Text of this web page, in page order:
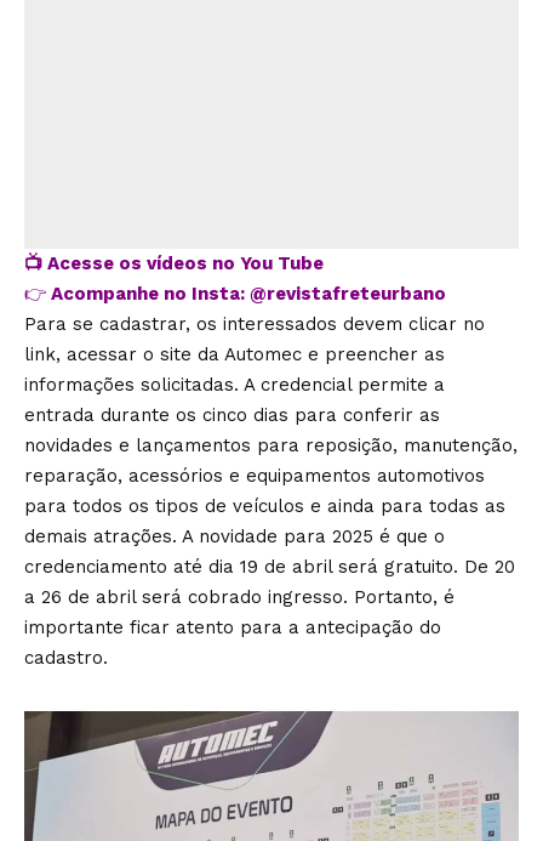
📺 Acesse os vídeos no You Tube
👉 Acompanhe no Insta: @revistafreteurbano
Para se cadastrar, os interessados devem clicar no
link, acessar o site da Automec e preencher as
informações solicitadas. A credencial permite a
entrada durante os cinco dias para conferir as
novidades e lançamentos para reposição, manutenção,
reparação, acessórios e equipamentos automotivos
para todos os tipos de veículos e ainda para todas as
demais atrações. A novidade para 2025 é que o
credenciamento até dia 19 de abril será gratuito. De 20
a 26 de abril será cobrado ingresso. Portanto, é
importante ficar atento para a antecipação do
cadastro.